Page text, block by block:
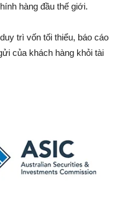
hàng đầu thế giới.
trì vốn tối thiểu, báo cáo
của khách hàng khỏi tài